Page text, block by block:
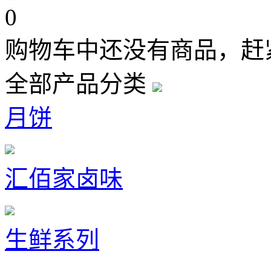
0
购物车中还没有商品，
全部产品分类
月饼
汇佰家卤味
生鲜系列